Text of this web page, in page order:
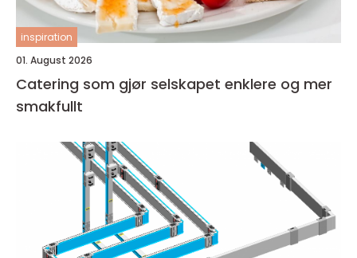
inspiration
01. August 2026
Catering som gjør selskapet enklere og mer
smakfullt